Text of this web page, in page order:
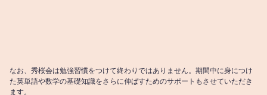
なお、秀桜会は勉強習慣をつけて終わりではありません。期間中に身につけ
た英単語や数学の基礎知識をさらに伸ばすためのサポートもさせていただき
ます。